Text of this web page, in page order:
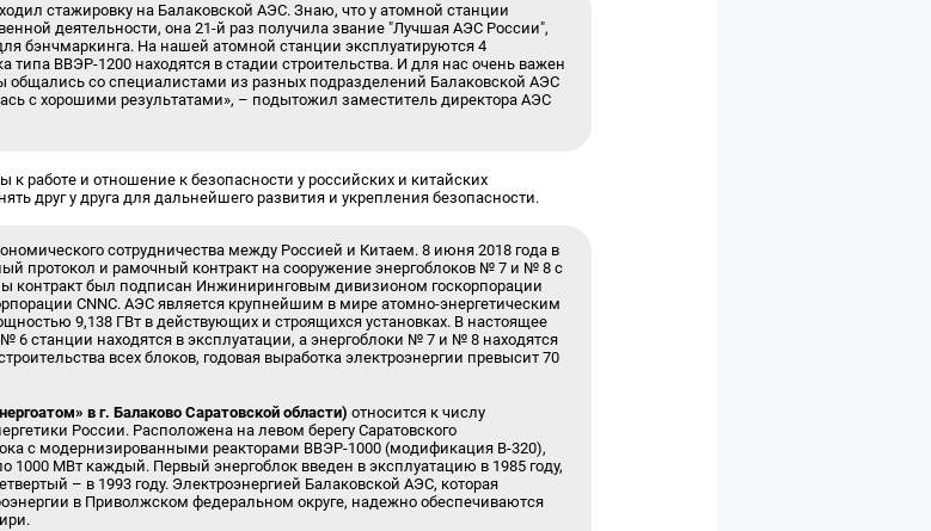
стажировку на Балаковской АЭС. Знаю, что у атомной станции
деятельности, она 21-й раз получила звание "Лучшая АЭС России",
бэнчмаркинга. На нашей атомной станции эксплуатируются 4
типа ВВЭР-1200 находятся в стадии строительства. И для нас очень важен
общались со специалистами из разных подразделений Балаковской АЭС
с хорошими результатами», – подытожил заместитель директора АЭС
к работе и отношение к безопасности у российских и китайских
друг у друга для дальнейшего развития и укрепления безопасности.
сотрудничества между Россией и Китаем. 8 июня 2018 года в
протокол и рамочный контракт на сооружение энергоблоков № 7 и № 8 с
контракт был подписан Инжиниринговым дивизионом госкорпорации
CNNC. АЭС является крупнейшим в мире атомно-энергетическим
9,138 ГВт в действующих и строящихся установках. В настоящее
станции находятся в эксплуатации, а энергоблоки № 7 и № 8 находятся
всех блоков, годовая выработка электроэнергии превысит 70
в г. Балаково Саратовской области) относится к числу
России. Расположена на левом берегу Саратовского
с модернизированными реакторами ВВЭР-1000 (модификация В-320),
1000 МВт каждый. Первый энергоблок введен в эксплуатацию в 1985 году,
– в 1993 году. Электроэнергией Балаковской АЭС, которая
в Приволжском федеральном округе, надежно обеспечиваются